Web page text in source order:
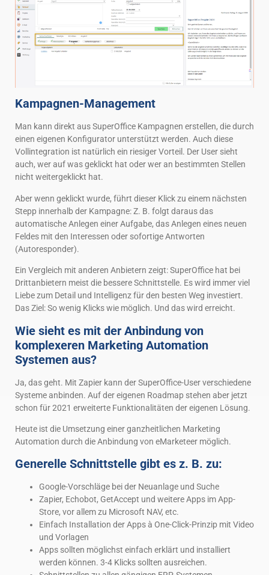
Kampagnen-Management
Man kann direkt aus SuperOffice Kampagnen erstellen, die durch
einen eigenen Konfigurator unterstützt werden. Auch diese
Vollintegration ist natürlich ein riesiger Vorteil. Der User sieht
auch, wer auf was geklickt hat oder wer an bestimmten Stellen
nicht weitergeklickt hat.
Aber wenn geklickt wurde, führt dieser Klick zu einem nächsten
Stepp innerhalb der Kampagne: Z. B. folgt daraus das
automatische Anlegen einer Aufgabe, das Anlegen eines neuen
Feldes mit den Interessen oder sofortige Antworten
(Autoresponder).
Ein Vergleich mit anderen Anbietern zeigt: SuperOffice hat bei
Drittanbietern meist die bessere Schnittstelle. Es wird immer viel
Liebe zum Detail und Intelligenz für den besten Weg investiert.
Das Ziel: So wenig Klicks wie möglich. Und das wird erreicht.
Wie sieht es mit der Anbindung von
komplexeren Marketing Automation
Systemen aus?
Ja, das geht. Mit Zapier kann der SuperOffice-User verschiedene
Systeme anbinden. Auf der eigenen Roadmap stehen aber jetzt
schon für 2021 erweiterte Funktionalitäten der eigenen Lösung.
Heute ist die Umsetzung einer ganzheitlichen Marketing
Automation durch die Anbindung von eMarketeer möglich.
Generelle Schnittstelle gibt es z. B. zu:
Google-Vorschläge bei der Neuanlage und Suche
Zapier, Echobot, GetAccept und weitere Apps im App-
Store, vor allem zu Microsoft NAV, etc.
Einfach Installation der Apps à One-Click-Prinzip mit Video
und Vorlagen
Apps sollten möglichst einfach erklärt und installiert
werden können. 3-4 Klicks sollten ausreichen.